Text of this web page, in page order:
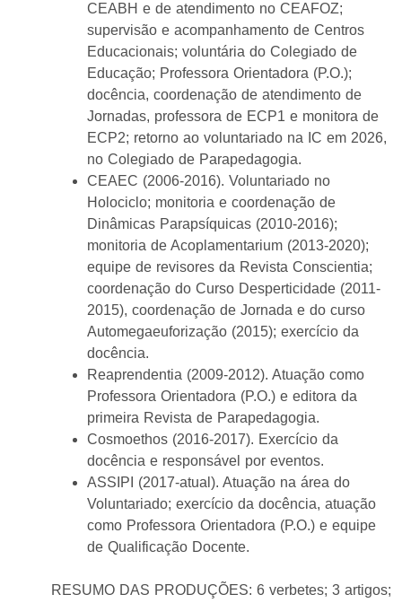
CEABH e de atendimento no CEAFOZ;
supervisão e acompanhamento de Centros
Educacionais; voluntária do Colegiado de
Educação; Professora Orientadora (P.O.);
docência, coordenação de atendimento de
Jornadas, professora de ECP1 e monitora de
ECP2; retorno ao voluntariado na IC em 2026,
no Colegiado de Parapedagogia.
CEAEC (2006-2016). Voluntariado no
Holociclo; monitoria e coordenação de
Dinâmicas Parapsíquicas (2010-2016);
monitoria de Acoplamentarium (2013-2020);
equipe de revisores da Revista Conscientia;
coordenação do Curso Desperticidade (2011-
2015), coordenação de Jornada e do curso
Automegaeuforização (2015); exercício da
docência.
Reaprendentia (2009-2012). Atuação como
Professora Orientadora (P.O.) e editora da
primeira Revista de Parapedagogia.
Cosmoethos (2016-2017). Exercício da
docência e responsável por eventos.
ASSIPI (2017-atual). Atuação na área do
Voluntariado; exercício da docência, atuação
como Professora Orientadora (P.O.) e equipe
de Qualificação Docente.
RESUMO DAS PRODUÇÕES: 6 verbetes; 3 artigos;